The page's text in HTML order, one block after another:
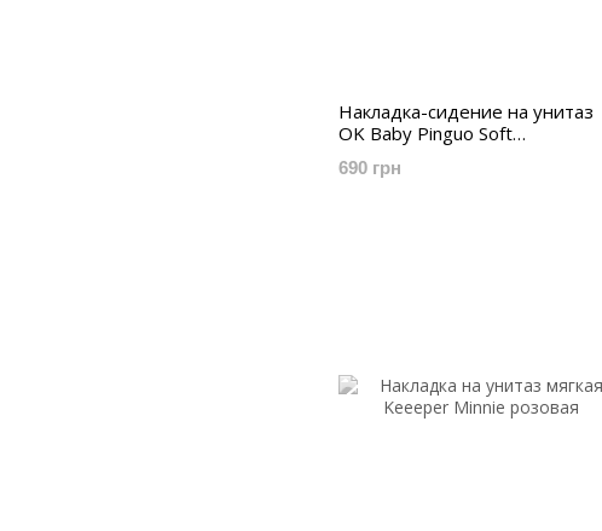
Накладка-сидение на унитаз
OK Baby Pinguo Soft
(оранжевый)
690 грн